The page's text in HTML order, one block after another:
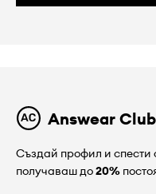
Answear Club
Създай профил и спести
получаваш до20%